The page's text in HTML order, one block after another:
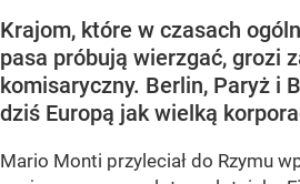
Krajom, które w czasach
pasa próbują wierzgać, grozi
komisaryczny. Berlin, Paryż i
dziś Europą jak wielką
Mario Monti przyleciał do Rzymu